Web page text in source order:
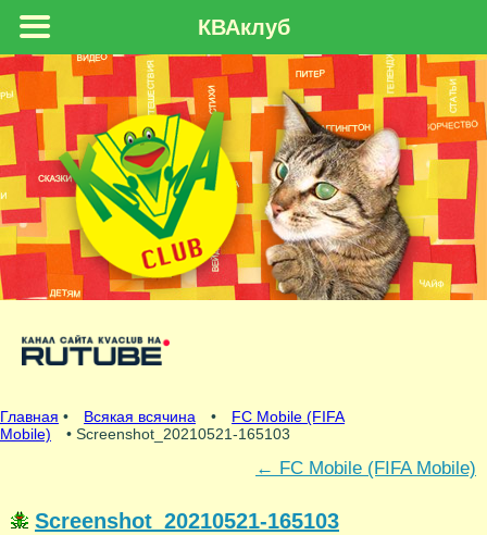
Главная • Всякая всячина •
FC Mobile (FIFA
Mobile)
• Screenshot_20210521-165103
← FC Mobile (FIFA Mobile)
Screenshot_20210521-165103
КВАклуб